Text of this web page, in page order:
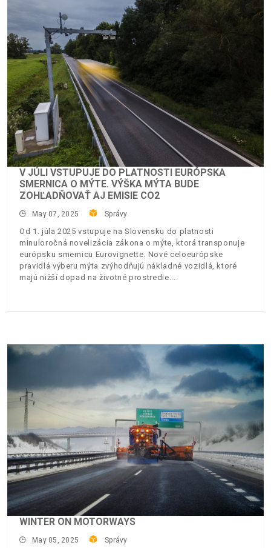
V JÚLI VSTUPUJE DO PLATNOSTI EURÓPSKA
SMERNICA O MÝTE. VÝŠKA MÝTA BUDE
ZOHĽADŇOVAŤ AJ EMISIE CO2
May 07, 2025 Správy
Od 1. júla 2025 vstupuje na Slovensku do platnosti
minuloročná novelizácia zákona o mýte, ktorá transponuje
európsku smernicu Eurovignette. Nové celoeurópske
pravidlá výberu mýta zvýhodňujú nákladné vozidlá, ktoré
majú nižší dopad na životné prostredie.
WINTER ON MOTORWAYS
May 05, 2025 Správy